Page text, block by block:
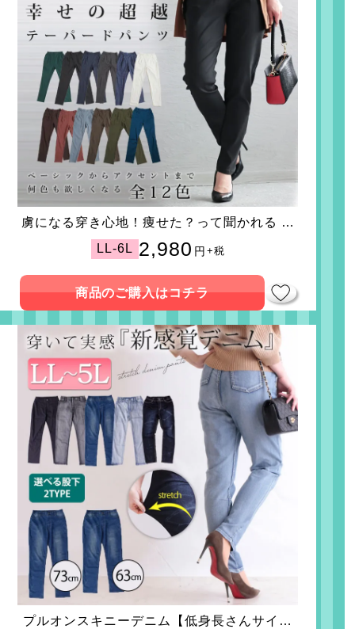
虜になる穿き心地！痩せた？って聞かれる 褒
められ究極美脚！最強ストレッチテーパード
パンツ
LL-6L 2,980 円 +税
商品のご購入はコチラ
プルオンスキニーデニム【低身長さんサイズ